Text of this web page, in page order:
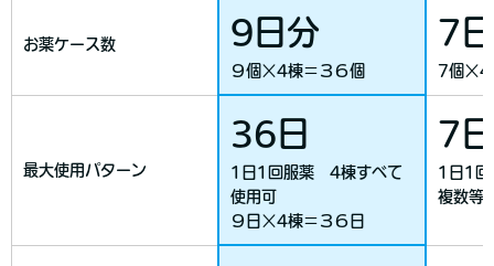
お薬ケース数 9日分
９個×4棟＝３６個
7
7個×4
最大使用パターン
36日
1日1回服薬 4棟すべて
使用可
９日×4棟＝３６日
7日
1日1回
複数等